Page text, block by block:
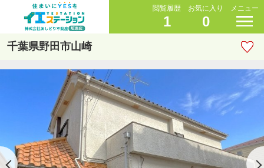
閲覧履歴
1
お気に入り
0
メニュー
千葉県野田市山崎